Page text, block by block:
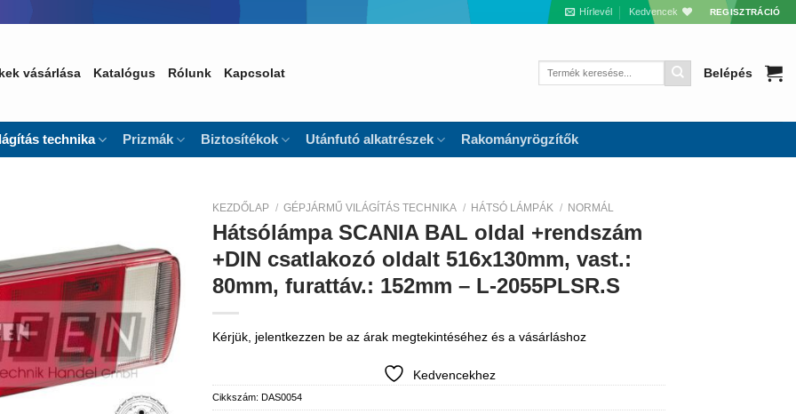
Hírlevél Kedvencek REGISZTRÁCIÓ
vásárlása Katalógus Rólunk Kapcsolat
Keresés
Belépés
technika Prizmák Biztosítékok Utánfutó alkatrészek Rakományrögzítők
Kedvencekhez
KEZDŐLAP / GÉPJÁRMŰ VILÁGÍTÁS TECHNIKA / HÁTSÓ LÁMPÁK / NORMÁL
Hátsólámpa SCANIA BAL oldal +rendszám
+DIN csatlakozó oldalt 516x130mm, vast.:
80mm, furattáv.: 152mm – L-2055PLSR.S
Kérjük, jelentkezzen be az árak megtekintéséhez és a vásárláshoz
Kedvencekhez
Cikkszám: DAS0054